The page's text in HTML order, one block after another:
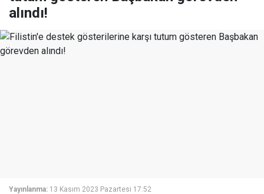
alındı!
Yayınlanma: 13 Kasım 2023 Pazartesi 17:52